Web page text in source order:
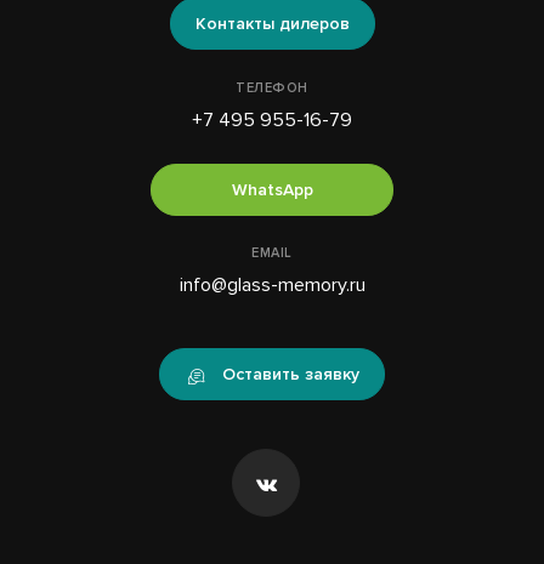
Контакты дилеров
ТЕЛЕФОН
+7 495 955-16-79
WhatsApp
EMAIL
info@glass-memory.ru
Оставить заявку